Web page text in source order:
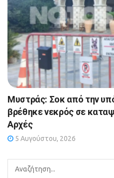
Μυστράς: Σοκ από την
βρέθηκε νεκρός σε
Αρχές
5 Αυγούστου, 2026